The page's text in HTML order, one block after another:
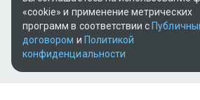
МЫ В СОЦСЕТЯХ
«cookie» и применение метрических
программ в соответствии с
договором и Политикой
конфиденциальности